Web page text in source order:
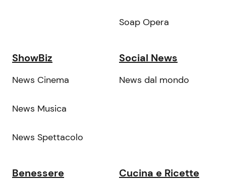
Soap Opera
ShowBiz
News Cinema
News Musica
News Spettacolo
Social News
News dal mondo
Benessere Cucina e Ricette